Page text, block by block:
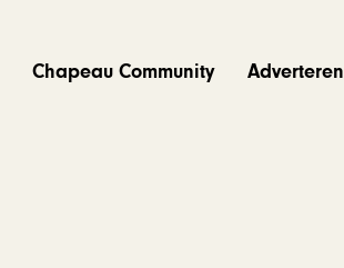
Chapeau Community Adverteren